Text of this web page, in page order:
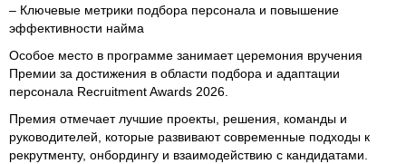
– Ключевые метрики подбора персонала и повышение
эффективности найма
Особое место в программе занимает церемония вручения
Премии за достижения в области подбора и адаптации
персонала Recruitment Awards 2026.
Премия отмечает лучшие проекты, решения, команды и
руководителей, которые развивают современные подходы к
рекрутменту, онбордингу и взаимодействию с кандидатами.